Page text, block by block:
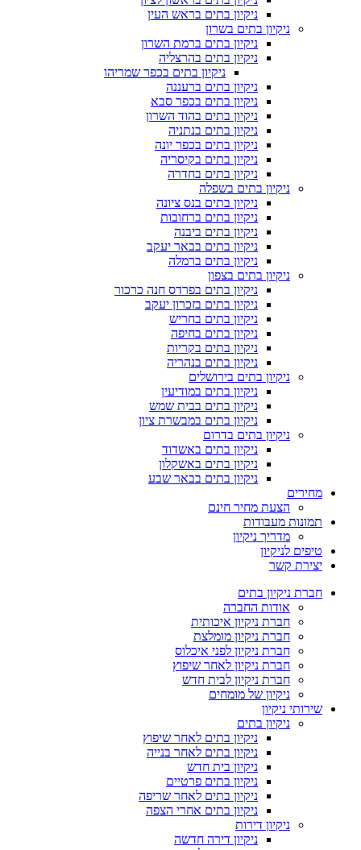
ניקיון בתים בראש העין
ניקיון בתים בשרון
ניקיון בתים ברמת השרון
ניקיון בתים בהרצליה
ניקיון בתים בכפר שמריהו
ניקיון בתים ברעננה
ניקיון בתים בכפר סבא
ניקיון בתים בהוד השרון
ניקיון בתים בנתניה
ניקיון בתים בכפר יונה
ניקיון בתים בקיסריה
ניקיון בתים בחדרה
ניקיון בתים בשפלה
ניקיון בתים בנס ציונה
ניקיון בתים ברחובות
ניקיון בתים ביבנה
ניקיון בתים בבאר יעקב
ניקיון בתים ברמלה
ניקיון בתים בצפון
ניקיון בתים בפרדס חנה כרכור
ניקיון בתים בזכרון יעקב
ניקיון בתים בחריש
ניקיון בתים בחיפה
ניקיון בתים בקריות
ניקיון בתים בנהריה
ניקיון בתים בירושלים
ניקיון בתים במודיעין
ניקיון בתים בבית שמש
ניקיון בתים במבשרת ציון
ניקיון בתים בדרום
ניקיון בתים באשדוד
ניקיון בתים באשקלון
ניקיון בתים בבאר שבע
מחירים
הצעת מחיר חינם
תמונות מעבודות
מדריך ניקיון
טיפים לניקיון
יצירת קשר
חברת ניקיון בתים
אודות החברה
חברת ניקיון איכותית
חברת ניקיון מומלצת
חברת ניקיון לפני איכלוס
חברת ניקיון לאחר שיפוץ
חברת ניקיון לבית חדש
ניקיון של מומחים
שירותי ניקיון
ניקיון בתים
ניקיון בתים לאחר שיפוץ
ניקיון בתים לאחר בנייה
ניקיון בית חדש
ניקיון בתים פרטיים
ניקיון בתים לאחר שריפה
ניקיון בתים אחרי הצפה
ניקיון דירות
ניקיון דירה חדשה